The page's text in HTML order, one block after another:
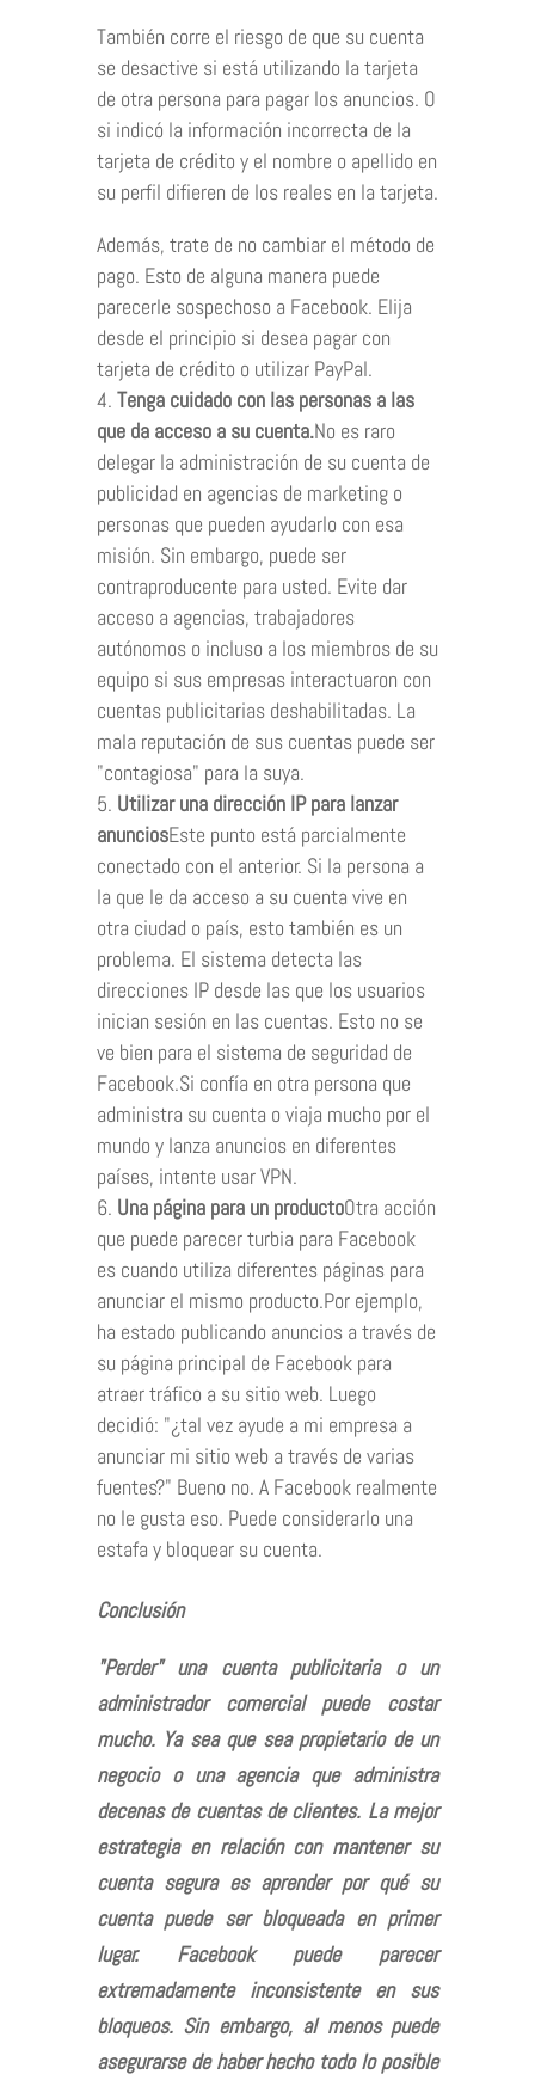
También corre el riesgo de que su cuenta
se desactive si está utilizando la tarjeta
de otra persona para pagar los anuncios. O
si indicó la información incorrecta de la
tarjeta de crédito y el nombre o apellido en
su perfil difieren de los reales en la tarjeta.
Además, trate de no cambiar el método de
pago. Esto de alguna manera puede
parecerle sospechoso a Facebook. Elija
desde el principio si desea pagar con
tarjeta de crédito o utilizar PayPal.
Tenga cuidado con las personas a las
que da acceso a su cuenta.No es raro
delegar la administración de su cuenta de
publicidad en agencias de marketing o
personas que pueden ayudarlo con esa
misión. Sin embargo, puede ser
contraproducente para usted. Evite dar
acceso a agencias, trabajadores
autónomos o incluso a los miembros de su
equipo si sus empresas interactuaron con
cuentas publicitarias deshabilitadas. La
mala reputación de sus cuentas puede ser
"contagiosa" para la suya.
Utilizar una dirección IP para lanzar
anunciosEste punto está parcialmente
conectado con el anterior. Si la persona a
la que le da acceso a su cuenta vive en
otra ciudad o país, esto también es un
problema. El sistema detecta las
direcciones IP desde las que los usuarios
inician sesión en las cuentas. Esto no se
ve bien para el sistema de seguridad de
Facebook.Si confía en otra persona que
administra su cuenta o viaja mucho por el
mundo y lanza anuncios en diferentes
países, intente usar VPN.
Una página para un productoOtra acción
que puede parecer turbia para Facebook
es cuando utiliza diferentes páginas para
anunciar el mismo producto.Por ejemplo,
ha estado publicando anuncios a través de
su página principal de Facebook para
atraer tráfico a su sitio web. Luego
decidió: "¿tal vez ayude a mi empresa a
anunciar mi sitio web a través de varias
fuentes?" Bueno no. A Facebook realmente
no le gusta eso. Puede considerarlo una
estafa y bloquear su cuenta.
Conclusión
"Perder" una cuenta publicitaria o un
administrador comercial puede costar
mucho. Ya sea que sea propietario de un
negocio o una agencia que administra
decenas de cuentas de clientes. La mejor
estrategia en relación con mantener su
cuenta segura es aprender por qué su
cuenta puede ser bloqueada en primer
lugar. Facebook puede parecer
extremadamente inconsistente en sus
bloqueos. Sin embargo, al menos puede
asegurarse de haber hecho todo lo posible